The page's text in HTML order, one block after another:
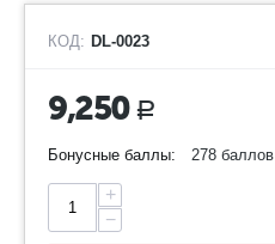
КОД: DL-0023
9,250 Р
Бонусные баллы: 278 баллов
+
−